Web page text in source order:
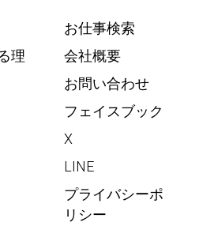
理
お仕事検索
会社概要
お問い合わせ
フェイスブック
X
LINE
プライバシーポ
リシー